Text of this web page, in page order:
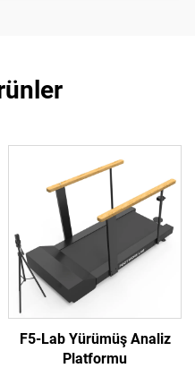
F5-Lab Yürümüş Analiz
Platformu